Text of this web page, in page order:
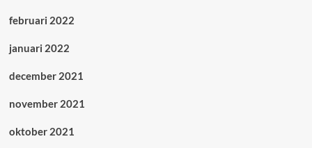
februari 2022
januari 2022
december 2021
november 2021
oktober 2021